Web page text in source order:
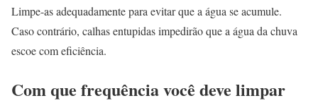
Limpe-as adequadamente para evitar que a água se acumule.
Caso contrário, calhas entupidas impedirão que a água da chuva
escoe com eficiência.
Com que frequência você deve limpar